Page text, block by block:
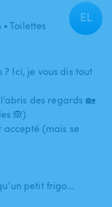
• Toilettes
EL
? Ici​,​ je vous dis tout
des regards 🏡
🙈)
(mais se
petit frigo…